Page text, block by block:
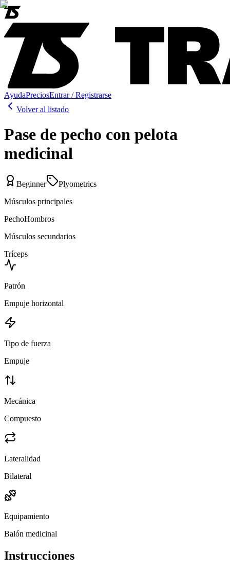
AyudaPreciosEntrar / Registrarse
Volver al listado
Pase de pecho con pelota
medicinal
Beginner
Plyometrics
Músculos principales
PechoHombros
Músculos secundarios
Tríceps
Patrón
Empuje horizontal
Tipo de fuerza
Empuje
Mecánica
Compuesto
Lateralidad
Bilateral
Equipamiento
Balón medicinal
Instrucciones